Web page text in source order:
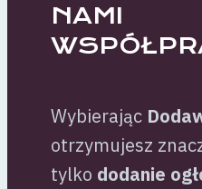
NAMI
Wybierając
otrzymujesz
tylko dodanie